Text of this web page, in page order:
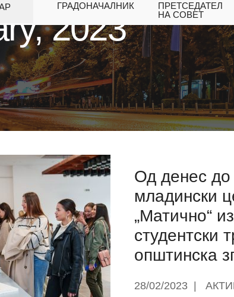
ГРАДОНАЧАЛНИК
ПРЕТСЕДАТЕЛ
НА СОВЕТ
2023
Од денес до
младински
„Матично“
студентски
општинска
28/02/2023